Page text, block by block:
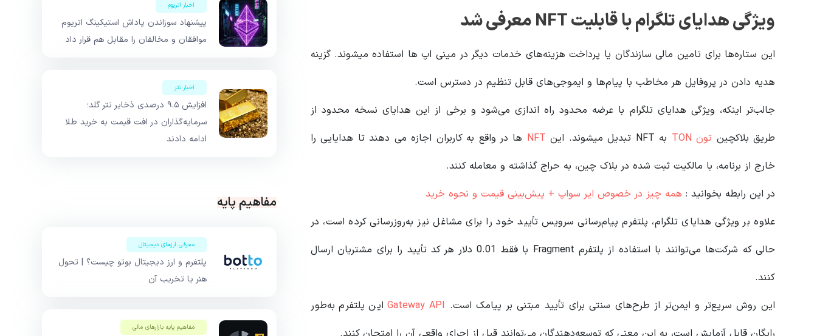
ویژگی هدایای تلگرام با قابلیت NFT معرفی شد
این ستاره‌ها برای تامین مالی سازندگان یا پرداخت هزینه‌های خدمات دیگر در مینی اپ ها استفاده میشوند. گزینه
هدیه دادن در پروفایل هر مخاطب با پیام‌ها و ایموجی‌های قابل تنظیم در دسترس است.
جالب‌تر اینکه، ویژگی هدایای تلگرام با عرضه محدود راه اندازی می‌شود و برخی از این هدایای نسخه محدود از
طریق بلاکچین تون TON به NFT تبدیل میشوند. این NFT ها در واقع به کاربران اجازه می دهند تا هدایایی را
خارج از برنامه، با مالکیت ثبت شده در بلاک چین، به حراج گذاشته و معامله کنند.
در این رابطه بخوانید‌ : همه چیز در خصوص ایر سواپ + پیش‌بینی قیمت و نحوه خرید
علاوه بر ویژگی هدایای تلگرام، پلتفرم پیام‌رسانی سرویس تأیید خود را برای مشاغل نیز به‌روزرسانی کرده است، در
حالی که شرکت‌ها می‌توانند با استفاده از پلتفرم Fragment با فقط 0.01 دلار هر کد تأیید را برای مشتریان ارسال
کنند.
این روش سریع‌تر و ایمن‌تر از طرح‌های سنتی برای تأیید مبتنی بر پیامک است. Gateway API این پلتفرم به‌طور
اخبار اتریوم
پیشنهاد سوزاندن پاداش استیکینگ اتریوم
موافقان و مخالفان را مقابل هم قرار داد
اخبار تتر
افزایش ۹.۵ درصدی ذخایر تتر گلد؛
سرمایه‌گذاران در افت قیمت به خرید طلا
ادامه دادند
مفاهیم پایه
معرفی ارزهای دیجیتال
پلتفرم و ارز دیجیتال بوتو چیست؟ | تحول
هنر یا تخریب آن
مفاهیم پایه بازار‌های مالی